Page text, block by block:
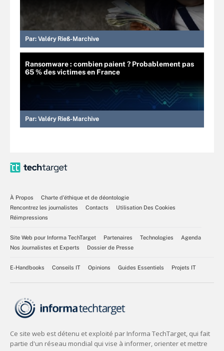
Par: Valéry Rieß-Marchive
Ransomware : combien paient ? Probablement pas
65 % des victimes en France
Par: Valéry Rieß-Marchive
À Propos
Charte d’éthique et de déontologie
Rencontrez les journalistes
Contacts
Utilisation Des Cookies
Réimpressions
Site Web pour Informa TechTarget Partenaires Technologies
Agenda
Nos Journalistes et Experts
Dossier de Presse
E-Handbooks Conseils IT Opinions Guides Essentiels Projets IT